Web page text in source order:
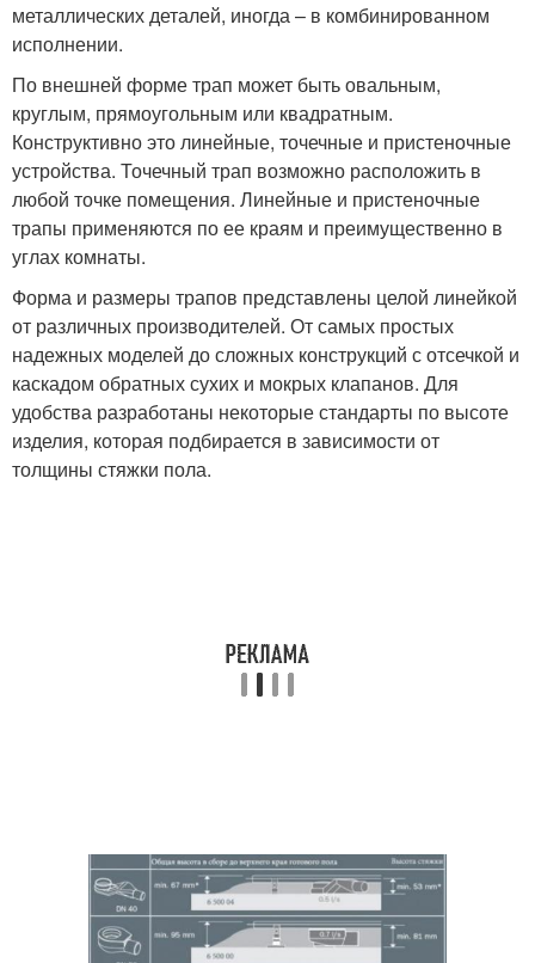
металлических деталей, иногда – в комбинированном
исполнении.
По внешней форме трап может быть овальным,
круглым, прямоугольным или квадратным.
Конструктивно это линейные, точечные и пристеночные
устройства. Точечный трап возможно расположить в
любой точке помещения. Линейные и пристеночные
трапы применяются по ее краям и преимущественно в
углах комнаты.
Форма и размеры трапов представлены целой линейкой
от различных производителей. От самых простых
надежных моделей до сложных конструкций с отсечкой и
каскадом обратных сухих и мокрых клапанов. Для
удобства разработаны некоторые стандарты по высоте
изделия, которая подбирается в зависимости от
толщины стяжки пола.